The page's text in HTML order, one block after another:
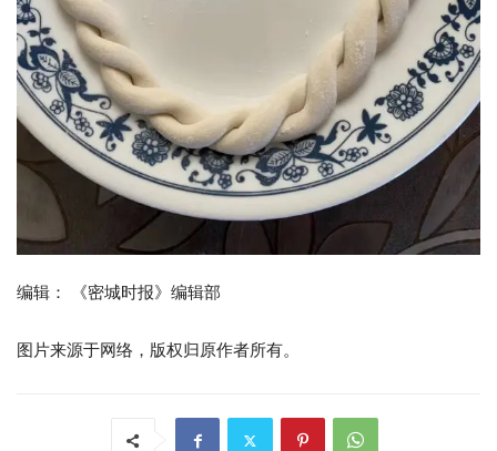
编辑： 《密城时报》编辑部
图片来源于网络，版权归原作者所有。